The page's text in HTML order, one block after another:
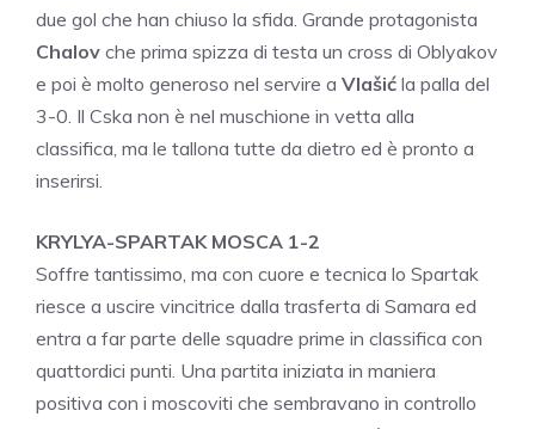
due gol che han chiuso la sfida. Grande protagonista
Chalov che prima spizza di testa un cross di Oblyakov
e poi è molto generoso nel servire a Vlašić la palla del
3-0. Il Cska non è nel muschione in vetta alla
classifica, ma le tallona tutte da dietro ed è pronto a
inserirsi.
KRYLYA-SPARTAK MOSCA 1-2
Soffre tantissimo, ma con cuore e tecnica lo Spartak
riesce a uscire vincitrice dalla trasferta di Samara ed
entra a far parte delle squadre prime in classifica con
quattordici punti. Una partita iniziata in maniera
positiva con i moscoviti che sembravano in controllo